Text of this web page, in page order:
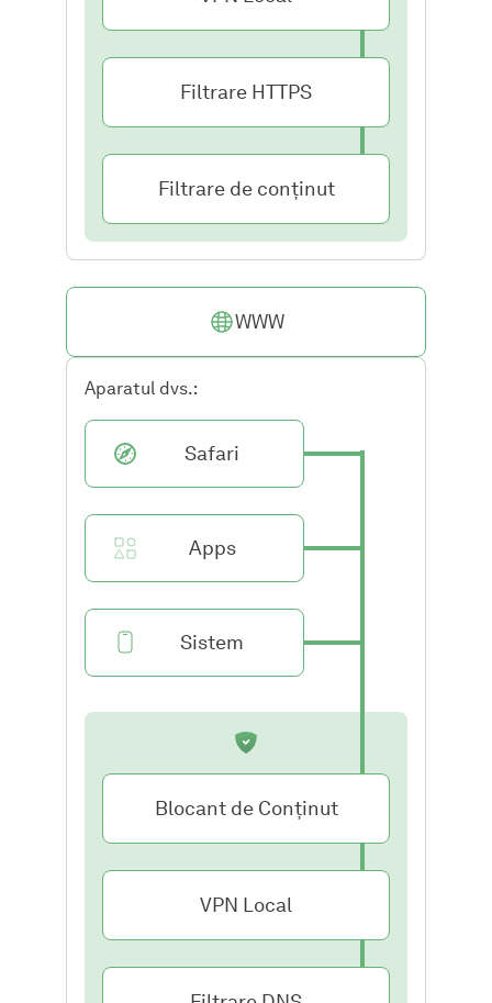
Filtrare HTTPS
Filtrare de conținut
WWW
Aparatul dvs.:
Safari
Apps
Sistem
Blocant de Conținut
VPN Local